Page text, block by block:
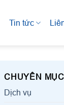
Tin tức
CHUYÊN MỤC
Dịch vụ